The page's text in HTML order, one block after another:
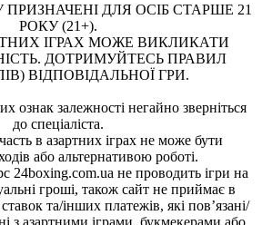
ДЛЯ ОСІБ СТАРШЕ 21
РОКУ (21+).
ІГРАХ МОЖЕ ВИКЛИКАТИ
ДОТРИМУЙТЕСЬ ПРАВИЛ
ВІДПОВІДАЛЬНОЇ ГРИ.
ознак залежності негайно зверніться
до спеціаліста.
в азартних іграх не може бути
або альтернативою роботі.
24boxing.com.ua не проводить ігри на
гроші, також сайт не приймає в
та/інших платежів, які пов’язані/
з азартними іграми, букмекерами або